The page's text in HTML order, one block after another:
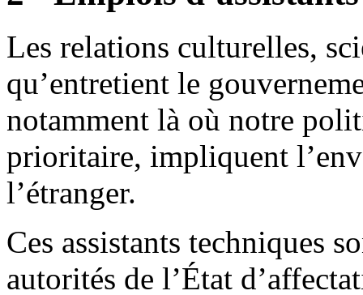
Les relations culturelles,
qu’entretient le
notamment là où notre
prioritaire, impliquent
l’étranger.
Ces assistants techniques
autorités de l’État